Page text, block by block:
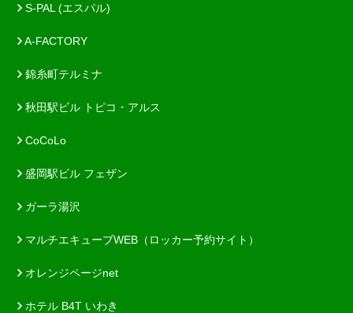
S-PAL (エスパル)
A-FACTORY
錦糸町テルミナ
秋田駅ビル トピコ・アルス
CoCoLo
盛岡駅ビル フェザン
ガーラ湯沢
マルチエキューブWEB（ロッカー予約サイト）
オレンジページnet
ホテル B4T いわき